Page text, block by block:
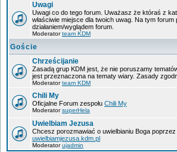
Uwagi
Uwagi co do tego forum. Uważasz że któraś z
właściwie miejsce dla twoich uwag. Na tym
działaniem/wyglądem forum.
Moderatorteam KDM
Goście
Chrześcijanie
Zasadą grup KDM jest, że nie poruszamy
jest przeznaczona na tematy wiary. Zasady
Moderatorteam KDM
Chili My
Oficjalne Forum zespołu Chili My
ModeratorsuperHela
Uwielbiam Jezusa
Chcesz porozmawiać o uwielbianiu Boga
uwielbiamjezusa.kdm.pl
Moderatorujadmin